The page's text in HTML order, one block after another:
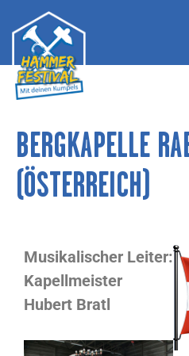
ORCHESTER
TICKET-SHOP
FESTIVAL
AKTUELL
SPONSOREN
BERGKAPELLE
(ÖSTERREICH)
Musikalischer Leiter:
Kapellmeister
Hubert Bratl